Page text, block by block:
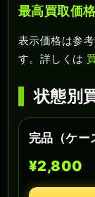
最高買取価
表示価格は参
す。詳しくは
状態別
完品（ケー
¥2,800